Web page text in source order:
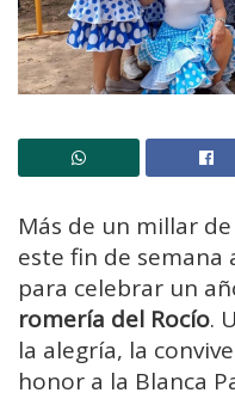
Más de un millar
este fin de semana
para celebrar un
romería del Rocío.
la alegría, la
honor a la Blanca